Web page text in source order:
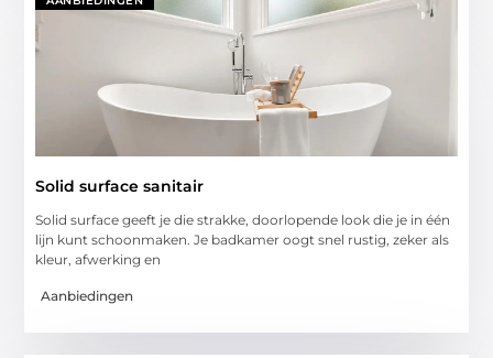
Solid surface sanitair
Solid surface geeft je die strakke, doorlopende look die je in één
lijn kunt schoonmaken. Je badkamer oogt snel rustig, zeker als
kleur, afwerking en
Aanbiedingen